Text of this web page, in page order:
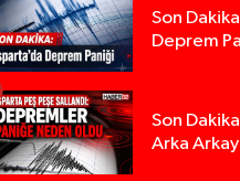
Son
Deprem
Son
Arka